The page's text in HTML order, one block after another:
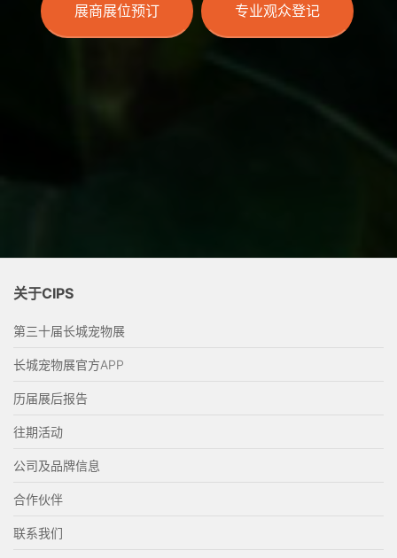
展商展位预订 专业观众登记
关于CIPS
第三十届长城宠物展
长城宠物展官方APP
历届展后报告
往期活动
公司及品牌信息
合作伙伴
联系我们